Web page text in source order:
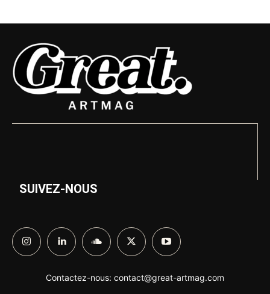
SUIVEZ-NOUS
Contactez-nous: contact@great-artmag.com